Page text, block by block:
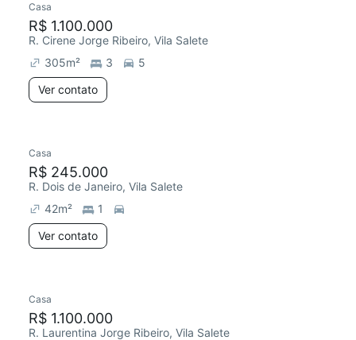
Casa
R$ 1.100.000
R. Cirene Jorge Ribeiro, Vila Salete
305m² 3
5
Ver contato
Casa
R$ 245.000
R. Dois de Janeiro, Vila Salete
42m²
1
Ver contato
Casa
R$ 1.100.000
R. Laurentina Jorge Ribeiro, Vila Salete